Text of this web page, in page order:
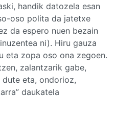
handik datozela esan
oso polita da jatetxe
da espero nuen bezain
ni). Hiru gauza
eta zopa oso ona zegoen.
zalantzarik gabe,
eta, ondorioz,
daukatela